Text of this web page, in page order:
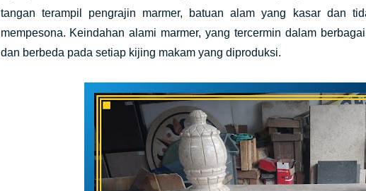
tangan terampil pengrajin marmer, batuan alam yang kasar dan
mempesona. Keindahan alami marmer, yang tercermin dalam
dan berbeda pada setiap kijing makam yang diproduksi.